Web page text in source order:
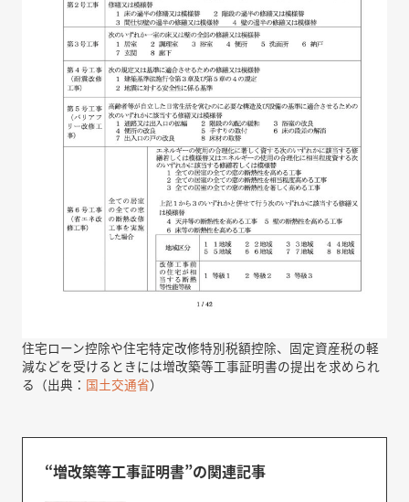
住宅ローン控除や住宅特定改修特別税額控除、固定資産税の軽
減などを受けるときには増改築等工事証明書の提出を求められ
る（出典： 国土交通省）
“増改築等工事証明書”の関連記事